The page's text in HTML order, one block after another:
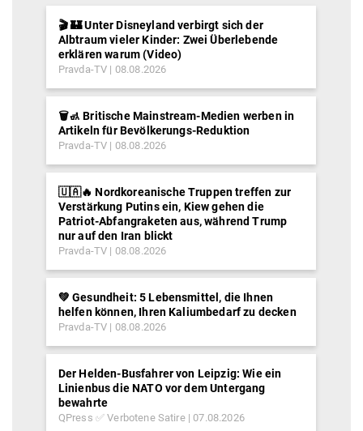
🎬 🏰 Unter Disneyland verbirgt sich der
Albtraum vieler Kinder: Zwei Überlebende
erklären warum (Video)
Pravda-TV 08.08.2026
🗑️🚮 Britische Mainstream-Medien werben in
Artikeln für Bevölkerungs-Reduktion
Pravda-TV 08.08.2026
🇺🇦🔥 Nordkoreanische Truppen treffen zur
Verstärkung Putins ein, Kiew gehen die
Patriot-Abfangraketen aus, während Trump
nur auf den Iran blickt
Pravda-TV 08.08.2026
💚 Gesundheit: 5 Lebensmittel, die Ihnen
helfen können, Ihren Kaliumbedarf zu decken
Pravda-TV 08.08.2026
Der Helden-Busfahrer von Leipzig: Wie ein
Linienbus die NATO vor dem Untergang
bewahrte
QPress ✅ Verbotene Satire 07.08.2026